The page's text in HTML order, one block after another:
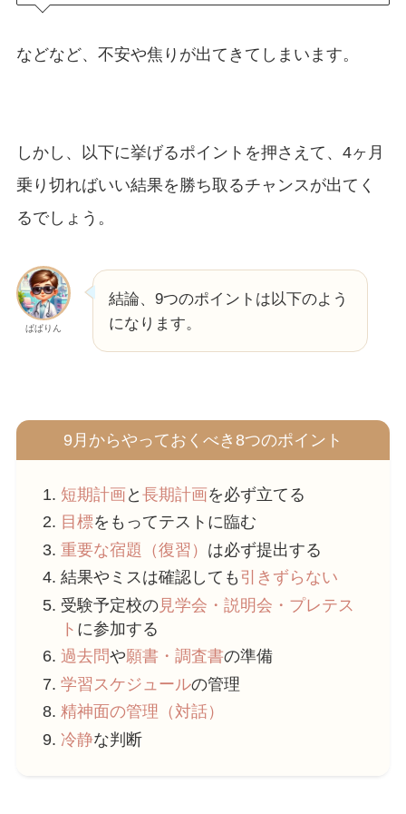
などなど、不安や焦りが出てきてしまいます。
しかし、以下に挙げるポイントを押さえて、4ヶ月
乗り切ればいい結果を勝ち取るチャンスが出てく
るでしょう。
ぱぱりん
結論、9つのポイントは以下のよう
になります。
9月からやっておくべき8つのポイント
短期計画 と長期計画を必ず立てる
目標をもってテストに臨む
重要な宿題（復習） は必ず提出する
結果やミスは確認しても 引きずらない
受験予定校の見学会・説明会・プレテス
ト に参加する
過去問や願書・調査書の準備
学習スケジュールの管理
精神面の管理（対話）
冷静な判断